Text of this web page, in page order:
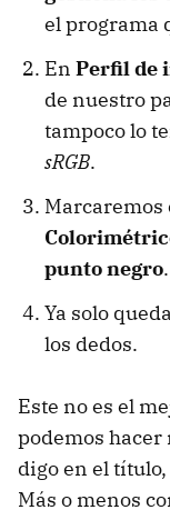
el programa
En Perfil de
de nuestro
tampoco lo
sRGB.
punto negro.
Ya solo
los dedos.
Este no es el
podemos hacer
digo en el
Más o menos